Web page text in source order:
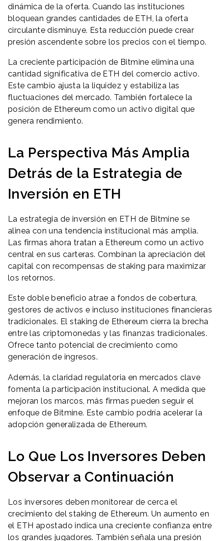
dinámica de la oferta. Cuando las instituciones
bloquean grandes cantidades de ETH, la oferta
circulante disminuye. Esta reducción puede crear
presión ascendente sobre los precios con el tiempo.
La creciente participación de Bitmine elimina una
cantidad significativa de ETH del comercio activo.
Este cambio ajusta la liquidez y estabiliza las
fluctuaciones del mercado. También fortalece la
posición de Ethereum como un activo digital que
genera rendimiento.
La Perspectiva Más Amplia
Detrás de la Estrategia de
Inversión en ETH
La estrategia de inversión en ETH de Bitmine se
alinea con una tendencia institucional más amplia.
Las firmas ahora tratan a Ethereum como un activo
central en sus carteras. Combinan la apreciación del
capital con recompensas de staking para maximizar
los retornos.
Este doble beneficio atrae a fondos de cobertura,
gestores de activos e incluso instituciones financieras
tradicionales. El staking de Ethereum cierra la brecha
entre las criptomonedas y las finanzas tradicionales.
Ofrece tanto potencial de crecimiento como
generación de ingresos.
Además, la claridad regulatoria en mercados clave
fomenta la participación institucional. A medida que
mejoran los marcos, más firmas pueden seguir el
enfoque de Bitmine. Este cambio podría acelerar la
adopción generalizada de Ethereum.
Lo Que Los Inversores Deben
Observar a Continuación
Los inversores deben monitorear de cerca el
crecimiento del staking de Ethereum. Un aumento en
el ETH apostado indica una creciente confianza entre
los grandes jugadores. También señala una presión